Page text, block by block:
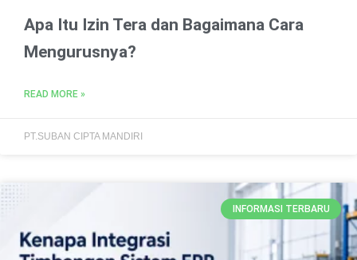
Apa Itu Izin Tera dan Bagaimana Cara
Mengurusnya?
READ MORE »
PT.SUBAN CIPTA MANDIRI
INFORMASI TERBARU